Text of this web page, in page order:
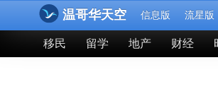
温哥华天空 信息版 流星版
移民 留学 地产 财经